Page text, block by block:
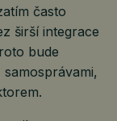
často
širší integrace
bude